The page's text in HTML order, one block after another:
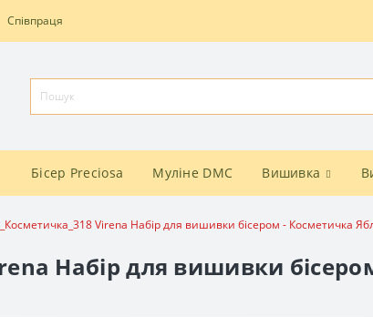
Співпраця
Бісер Preciosa Муліне DMC Вишивка
Virena Набір для вишивки бісером - Косметичка
Набір для вишивки